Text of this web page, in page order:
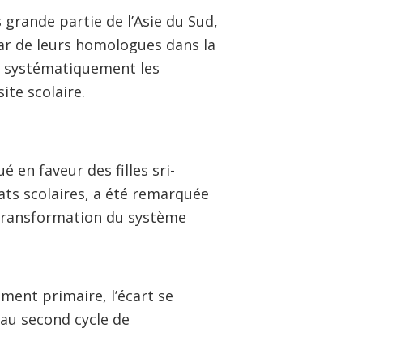
partie de l’Asie du Sud,
de leurs homologues dans la
systématiquement les
scolaire.
en faveur des filles sri-
scolaires, a été remarquée
du système
primaire, l’écart se
second cycle de